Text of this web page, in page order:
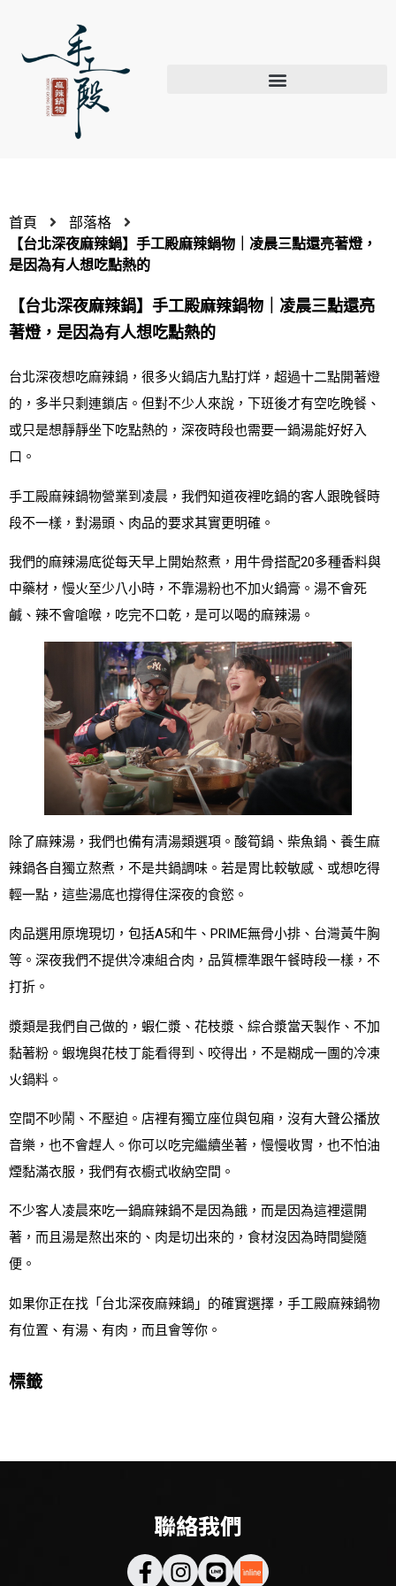
首頁
部落格
【台北深夜麻辣鍋】手工殿麻辣鍋物｜凌晨三點還亮著燈，
是因為有人想吃點熱的
【台北深夜麻辣鍋】手工殿麻辣鍋物｜凌晨三點還亮
著燈，是因為有人想吃點熱的
台北深夜想吃麻辣鍋，很多火鍋店九點打烊，超過十二點開著燈
的，多半只剩連鎖店。但對不少人來說，下班後才有空吃晚餐、
或只是想靜靜坐下吃點熱的，深夜時段也需要一鍋湯能好好入
口。
手工殿麻辣鍋物營業到凌晨，我們知道夜裡吃鍋的客人跟晚餐時
段不一樣，對湯頭、肉品的要求其實更明確。
我們的麻辣湯底從每天早上開始熬煮，用牛骨搭配20多種香料與
中藥材，慢火至少八小時，不靠湯粉也不加火鍋膏。湯不會死
鹹、辣不會嗆喉，吃完不口乾，是可以喝的麻辣湯。
除了麻辣湯，我們也備有清湯類選項。酸筍鍋、柴魚鍋、養生麻
辣鍋各自獨立熬煮，不是共鍋調味。若是胃比較敏感、或想吃得
輕一點，這些湯底也撐得住深夜的食慾。
肉品選用原塊現切，包括A5和牛、PRIME無骨小排、台灣黃牛胸
等。深夜我們不提供冷凍組合肉，品質標準跟午餐時段一樣，不
打折。
漿類是我們自己做的，蝦仁漿、花枝漿、綜合漿當天製作、不加
黏著粉。蝦塊與花枝丁能看得到、咬得出，不是糊成一團的冷凍
火鍋料。
空間不吵鬧、不壓迫。店裡有獨立座位與包廂，沒有大聲公播放
音樂，也不會趕人。你可以吃完繼續坐著，慢慢收胃，也不怕油
煙黏滿衣服，我們有衣櫥式收納空間。
不少客人凌晨來吃一鍋麻辣鍋不是因為餓，而是因為這裡還開
著，而且湯是熬出來的、肉是切出來的，食材沒因為時間變隨
便。
如果你正在找「台北深夜麻辣鍋」的確實選擇，手工殿麻辣鍋物
有位置、有湯、有肉，而且會等你。
標籤
聯絡我們